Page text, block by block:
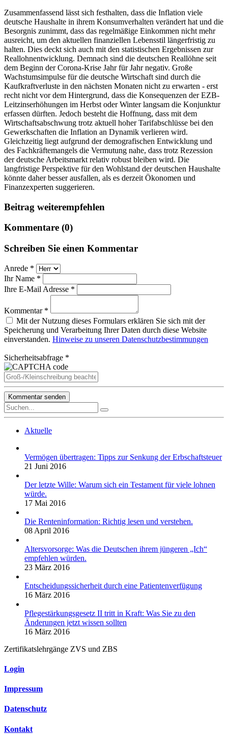
Zusammenfassend lässt sich festhalten, dass die Inflation viele
deutsche Haushalte in ihrem Konsumverhalten verändert hat und die
Besorgnis zunimmt, dass das regelmäßige Einkommen nicht mehr
ausreicht, um den aktuellen finanziellen Lebensstil längerfristig zu
halten. Dies deckt sich auch mit den statistischen Ergebnissen zur
Reallohnentwicklung. Demnach sind die deutschen Reallöhne seit
dem Beginn der Corona-Krise Jahr für Jahr negativ. Große
Wachstumsimpulse für die deutsche Wirtschaft sind durch die
Kaufkraftverluste in den nächsten Monaten nicht zu erwarten - erst
recht nicht vor dem Hintergrund, dass die Konsequenzen der EZB-
Leitzinserhöhungen im Herbst oder Winter langsam die Konjunktur
erfassen dürften. Jedoch besteht die Hoffnung, dass mit dem
Wirtschaftsabschwung trotz aktuell hoher Tarifabschlüsse bei den
Gewerkschaften die Inflation an Dynamik verlieren wird.
Gleichzeitig liegt aufgrund der demografischen Entwicklung und
des Fachkräftemangels die Vermutung nahe, dass trotz Rezession
der deutsche Arbeitsmarkt relativ robust bleiben wird. Die
langfristige Perspektive für den Wohlstand der deutschen Haushalte
könnte daher besser ausfallen, als es derzeit Ökonomen und
Finanzexperten suggerieren.
Beitrag weiterempfehlen
Kommentare (0)
Schreiben Sie einen Kommentar
Anrede *
Ihr Name *
Ihre E-Mail Adresse *
Kommentar *
Mit der Nutzung dieses Formulars erklären Sie sich mit der
Speicherung und Verarbeitung Ihrer Daten durch diese Website
einverstanden. Hinweise zu unseren Datenschutzbestimmungen
Sicherheitsabfrage *
Aktuelle
Vermögen übertragen: Tipps zur Senkung der Erbschaftsteuer
21 Juni 2016
Der letzte Wille: Warum sich ein Testament für viele lohnen
würde.
17 Mai 2016
Die Renteninformation: Richtig lesen und verstehen.
08 April 2016
Altersvorsorge: Was die Deutschen ihrem jüngeren „Ich“
empfehlen würden.
23 März 2016
Entscheidungssicherheit durch eine Patientenverfügung
16 März 2016
Pflegestärkungsgesetz II tritt in Kraft: Was Sie zu den
Änderungen jetzt wissen sollten
16 März 2016
Zertifikatslehrgänge ZVS und ZBS
Login
Impressum
Datenschutz
Kontakt